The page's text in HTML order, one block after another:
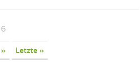
» Letzte »